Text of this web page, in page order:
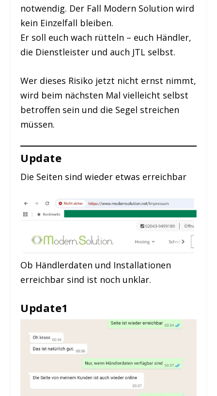
notwendig. Der Fall Modern Solution wird
kein Einzelfall bleiben.
Er soll euch wach rütteln – euch Händler,
die Dienstleister und auch JTL selbst.
Wer dieses Risiko jetzt nicht ernst nimmt,
wird beim nächsten Mal vielleicht selbst
betroffen sein und die Segel streichen
müssen.
Update
Die Seiten sind wieder etwas erreichbar
Ob Händlerdaten und Installationen
erreichbar sind ist noch unklar.
Update1